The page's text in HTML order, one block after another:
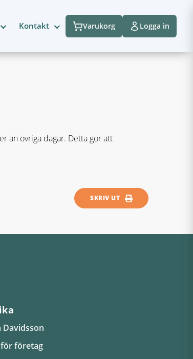
Kontakt Varukorg Logga in
än övriga dagar. Detta gör att
SKRIV UT
Davidsson
företag